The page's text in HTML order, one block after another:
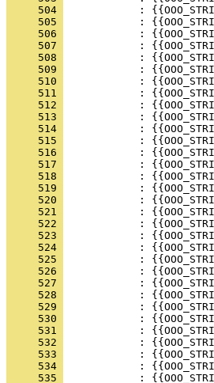
     504
     505
     506
     507
     508
     509
     510
     511
     512
     513
     514
     515
     516
     517
     518
     519
     520
     521
     522
     523
     524
     525
     526
     527
     528
     529
     530
     531
     532
     533
     534
     535